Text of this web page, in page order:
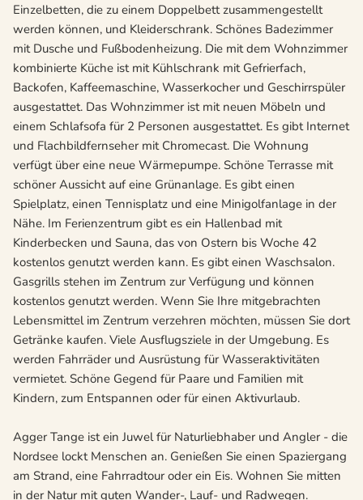
Einzelbetten, die zu einem Doppelbett zusammengestellt
werden können, und Kleiderschrank. Schönes Badezimmer
mit Dusche und Fußbodenheizung. Die mit dem Wohnzimmer
kombinierte Küche ist mit Kühlschrank mit Gefrierfach,
Backofen, Kaffeemaschine, Wasserkocher und Geschirrspüler
ausgestattet. Das Wohnzimmer ist mit neuen Möbeln und
einem Schlafsofa für 2 Personen ausgestattet. Es gibt Internet
und Flachbildfernseher mit Chromecast. Die Wohnung
verfügt über eine neue Wärmepumpe. Schöne Terrasse mit
schöner Aussicht auf eine Grünanlage. Es gibt einen
Spielplatz, einen Tennisplatz und eine Minigolfanlage in der
Nähe. Im Ferienzentrum gibt es ein Hallenbad mit
Kinderbecken und Sauna, das von Ostern bis Woche 42
kostenlos genutzt werden kann. Es gibt einen Waschsalon.
Gasgrills stehen im Zentrum zur Verfügung und können
kostenlos genutzt werden. Wenn Sie Ihre mitgebrachten
Lebensmittel im Zentrum verzehren möchten, müssen Sie dort
Getränke kaufen. Viele Ausflugsziele in der Umgebung. Es
werden Fahrräder und Ausrüstung für Wasseraktivitäten
vermietet. Schöne Gegend für Paare und Familien mit
Kindern, zum Entspannen oder für einen Aktivurlaub.
Agger Tange ist ein Juwel für Naturliebhaber und Angler - die
Nordsee lockt Menschen an. Genießen Sie einen Spaziergang
am Strand, eine Fahrradtour oder ein Eis. Wohnen Sie mitten
in der Natur mit guten Wander-, Lauf- und Radwegen.